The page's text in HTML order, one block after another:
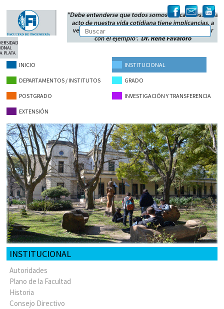
INICIO INSTITUCIONAL
DEPARTAMENTOS / INSTITUTOS GRADO
POSTGRADO INVESTIGACIÓN Y TRANSFERENCIA
EXTENSIÓN
INSTITUCIONAL
Autoridades
Plano de la Facultad
Historia
Consejo Directivo